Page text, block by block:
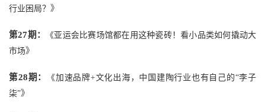
行业困局？ 》
第27期： 《亚运会比赛场馆都在用这种瓷砖！看小品类如何撬动大
市场》
第28期： 《加速品牌+文化出海，中国建陶行业也有自己的“李子
柒”》